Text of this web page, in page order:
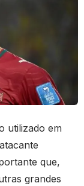
utilizado em
que,
grandes